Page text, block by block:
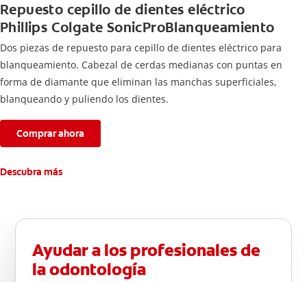
Repuesto cepillo de dientes eléctrico
Phillips Colgate SonicProBlanqueamiento
Dos piezas de repuesto para cepillo de dientes eléctrico para
blanqueamiento. Cabezal de cerdas medianas con puntas en
forma de diamante que eliminan las manchas superficiales,
blanqueando y puliendo los dientes.
Comprar ahora
Descubra más
Ayudar a los profesionales de
la odontología